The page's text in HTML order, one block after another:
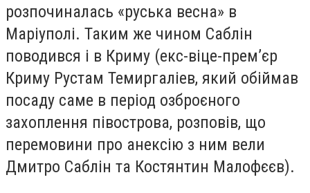
розпочиналась «руська весна» в
Маріуполі. Таким же чином Саблін
поводився і в Криму (екс-віце-прем’єр
Криму Рустам Темиргаліев, який обіймав
посаду саме в період озброєного
захоплення півострова, розповів, що
перемовини про анексію з ним вели
Дмитро Саблін та Костянтин Малофєєв).